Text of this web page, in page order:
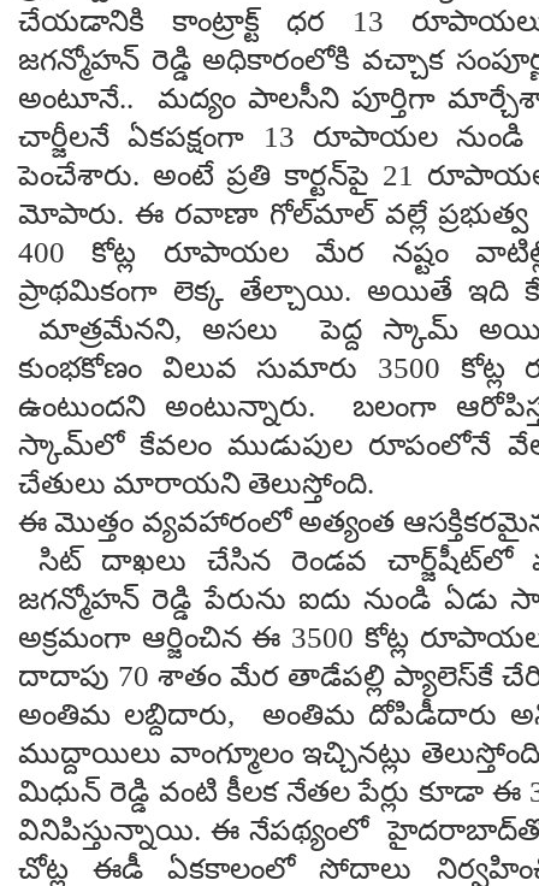
చేయడానికి కాంట్రాక్ట్ ధర 13
జగన్మోహన్ రెడ్డి అధికారంలోకి వచ్చాక
అంటూనే.. మద్యం పాలసీని పూర్తిగా
చార్జీలనే ఏకపక్షంగా 13 రూపాయల
పెంచేశారు. అంటే ప్రతి కార్టన్‌పై 21
మోపారు. ఈ రవాణా గోల్‌మాల్ వల్లే ప్రభుత్వ
400 కోట్ల రూపాయల మేర నష్టం
ప్రాథమికంగా లెక్క తేల్చాయి. అయితే ఇది
మాత్రమేనని, అసలు పెద్ద స్కామ్
కుంభకోణం విలువ సుమారు 3500
ఉంటుందని అంటున్నారు. బలంగా
స్కామ్‌లో కేవలం ముడుపుల రూపంలోనే
చేతులు మారాయని తెలుస్తోంది.
ఈ మొత్తం వ్యవహారంలో అత్యంత
సిట్ దాఖలు చేసిన రెండవ చార్జ్‌షీట్‌లో
జగన్మోహన్ రెడ్డి పేరును ఐదు నుండి ఏడు
అక్రమంగా ఆర్జించిన ఈ 3500 కోట్ల
దాదాపు 70 శాతం మేర తాడేపల్లి ప్యాలెస్‌కే
అంతిమ లబ్దిదారు, అంతిమ దోపిడీదారు
ముద్దాయిలు వాంగ్మూలం ఇచ్చినట్లు
మిధున్ రెడ్డి వంటి కీలక నేతల పేర్లు కూడా
వినిపిస్తున్నాయి. ఈ నేపథ్యంలో
చోట్ల ఈడీ ఏకకాలంలో సోదాలు